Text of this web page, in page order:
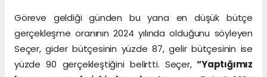
Göreve geldiği günden bu yana en düşük bütçe
gerçekleşme oranının 2024 yılında olduğunu söyleyen
Seçer, gider bütçesinin yüzde 87, gelir bütçesinin ise
yüzde 90 gerçekleştiğini belirtti. Seçer,“Yaptığımız